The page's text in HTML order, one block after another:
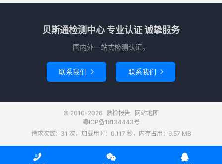
贝斯通检测中心 专业认证 诚挚服务
国内外一站式检测认证。
联系我们  联系我们 
© 2010-2026 质检报告
网站地图
粤ICP备18134443号
请求次数：31 次，加载用时：0.117 秒，内存占用：6.57 MB
  